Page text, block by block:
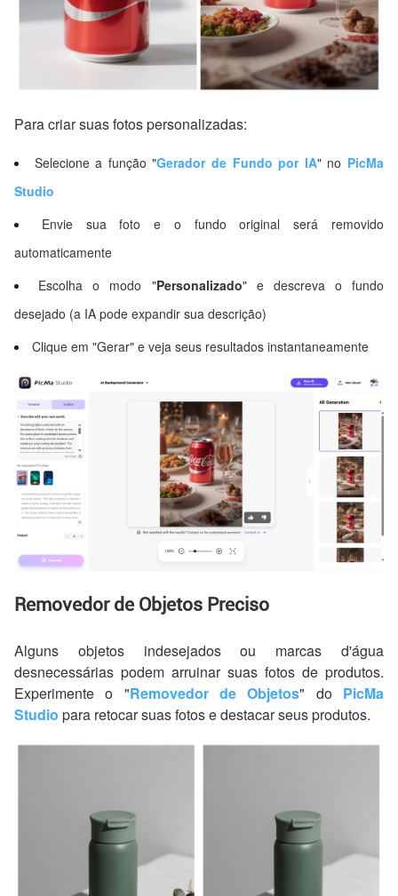
Para criar suas fotos personalizadas:
Selecione a função "Gerador de Fundo por IA" no PicMa
Studio
Envie sua foto e o fundo original será removido
automaticamente
Escolha o modo "Personalizado" e descreva o fundo
desejado (a IA pode expandir sua descrição)
Clique em "Gerar" e veja seus resultados instantaneamente
Removedor de Objetos Preciso
Alguns objetos indesejados ou marcas d'água
desnecessárias podem arruinar suas fotos de produtos.
Experimente o "Removedor de Objetos" do PicMa
Studio para retocar suas fotos e destacar seus produtos.